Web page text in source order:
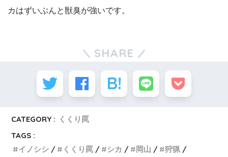
カはずいぶんと獣臭が強いです。
SHARE
CATEGORY : くくり罠
TAGS :
イノシシ
くくり罠 シカ 岡山
狩猟